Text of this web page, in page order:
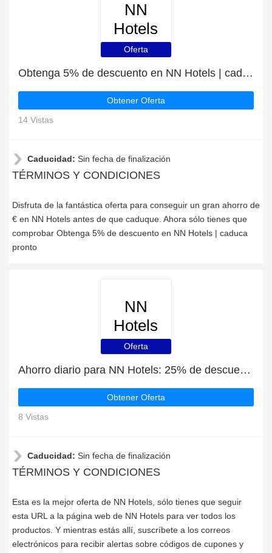
NN
Hotels
Oferta
Obtenga 5% de descuento en NN Hotels | caduca pronto
Obtener Oferta
14 Vistas
Caducidad: Sin fecha de finalización
TÉRMINOS Y CONDICIONES
Disfruta de la fantástica oferta para conseguir un gran ahorro de
€ en NN Hotels antes de que caduque. Ahora sólo tienes que
comprobar Obtenga 5% de descuento en NN Hotels | caduca
pronto
NN
Hotels
Oferta
Ahorro diario para NN Hotels: 25% de descuento, regalos y más
Obtener Oferta
8 Vistas
Caducidad: Sin fecha de finalización
TÉRMINOS Y CONDICIONES
Esta es la mejor oferta de NN Hotels, sólo tienes que seguir
esta URL a la página web de NN Hotels para ver todos los
productos. Y mientras estás allí, suscríbete a los correos
electrónicos para recibir alertas sobre códigos de cupones y